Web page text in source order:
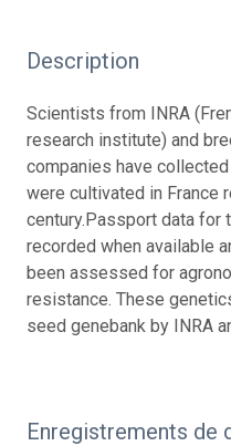
Description
Scientists from INRA
research institute) and
companies have
were cultivated in France
century.Passport data for
recorded when available
been assessed for
resistance. These
seed genebank by INRA
Enregistrements de